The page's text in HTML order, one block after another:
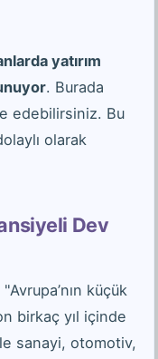
yatırım
. Burada
edebilirsiniz. Bu
olarak
Dev
küçük
birkaç yıl içinde
sanayi, otomotiv,